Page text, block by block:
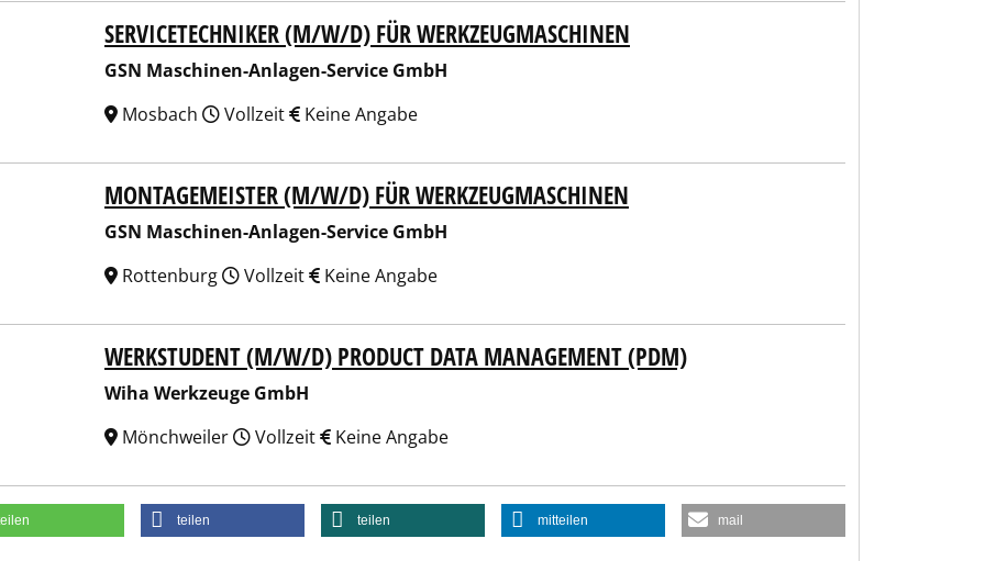
Maschinen-Anlagen-Service GmbH
SERVICETECHNIKER (M/W/D) FÜR WERKZEUGMASCHINEN
GSN Maschinen-Anlagen-Service GmbH
Mosbach
Vollzeit Keine Angabe
Maschinen-Anlagen-Service GmbH
MONTAGEMEISTER (M/W/D) FÜR WERKZEUGMASCHINEN
GSN Maschinen-Anlagen-Service GmbH
Rottenburg
Vollzeit Keine Angabe
Werkzeuge GmbHWERKSTUDENT (M/W/D) PRODUCT DATA MANAGEMENT (PDM)
Wiha Werkzeuge GmbH
Mönchweiler
Vollzeit Keine Angabe
teilen teilen mitteilen mail